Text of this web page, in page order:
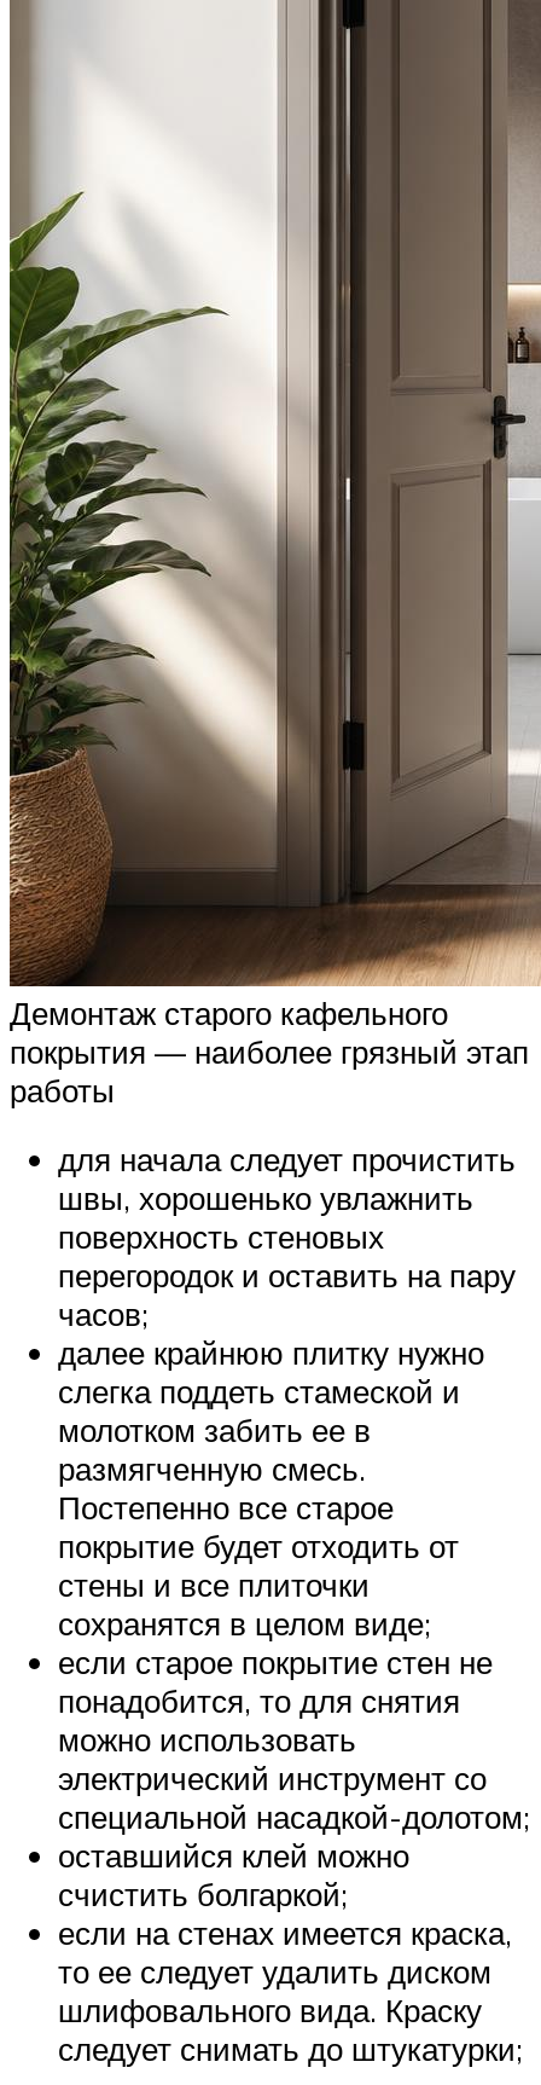
Демонтаж старого кафельного
покрытия — наиболее грязный этап
работы
для начала следует прочистить
швы, хорошенько увлажнить
поверхность стеновых
перегородок и оставить на пару
часов;
далее крайнюю плитку нужно
слегка поддеть стамеской и
молотком забить ее в
размягченную смесь.
Постепенно все старое
покрытие будет отходить от
стены и все плиточки
сохранятся в целом виде;
если старое покрытие стен не
понадобится, то для снятия
можно использовать
электрический инструмент со
специальной насадкой-долотом;
оставшийся клей можно
счистить болгаркой;
если на стенах имеется краска,
то ее следует удалить диском
шлифовального вида. Краску
следует снимать до штукатурки;